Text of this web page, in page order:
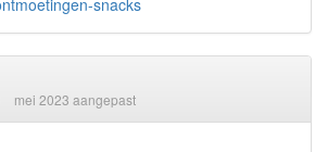
mei 2023 aangepast